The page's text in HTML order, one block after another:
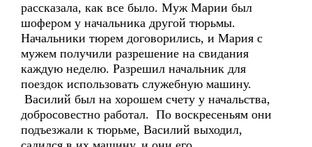
рассказала, как все было. Муж Марии был
шофером у начальника другой тюрьмы.
Начальники тюрем договорились, и Мария с
мужем получили разрешение на свидания
каждую неделю. Разрешил начальник для
поездок использовать служебную машину.
Василий был на хорошем счету у начальства,
добросовестно работал. По воскресеньям они
подъезжали к тюрьме, Василий выходил,